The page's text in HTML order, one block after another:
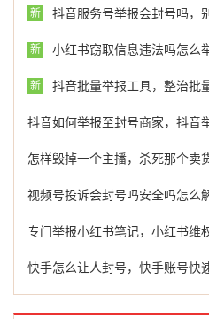
新 抖音服务号举报会封号吗，别让你的举报
新 小红书窃取信息违法吗怎么举报他，个人信
新 抖音批量举报工具，整治批量